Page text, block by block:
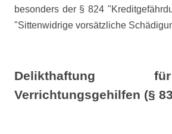
besonders der § 824
"Sittenwidrige vorsätzliche
Delikthaftung
Verrichtungsgehilfen (§